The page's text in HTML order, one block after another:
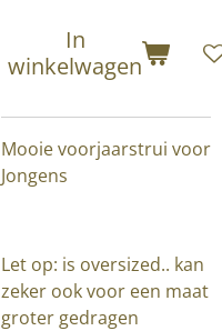
In
winkelwagen
Mooie voorjaarstrui voor
Jongens
Let op: is oversized.. kan
zeker ook voor een maat
groter gedragen